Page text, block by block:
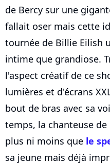
de Bercy sur une
fallait oser mais cette
tournée de Billie Eilish
intime que grandiose.
l'aspect créatif de ce
lumières et d'écrans
bout de bras avec sa
temps, la chanteuse
plus ni moins que le
sa jeune mais déjà